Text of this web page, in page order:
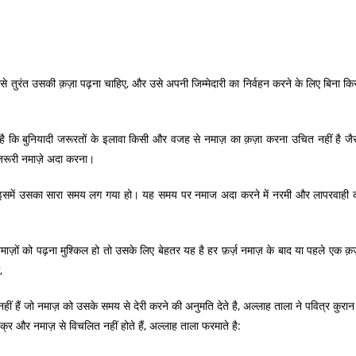
उसकी क़ज़ा पढ़ना चाहिए, और उसे अपनी जिम्मेदारी का निर्वहन करने के लिए बिना
बुनियादी जरूरतों के इलावा किसी और वजह से नमाज़ का क़ज़ा करना उचित नहीं है
नमाज़े अदा करना।
उसका सारा समय लग गया हो। यह समय पर नमाज अदा करने में नरमी और लापरवाही
को पढ़ना मुश्किल हो तो उसके लिए बेहतर यह है हर फ़र्ज़ नमाज़ के बाद या पहले एक
हैं जो नमाज़ को उसके समय से देरी करने की अनुमति देते है, अल्लाह ताला ने पवित्र
और नमाज़ से विचलित नहीं होते हैं, अल्लाह ताला फरमाते है: